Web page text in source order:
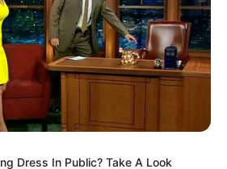
Dress In Public? Take A Look